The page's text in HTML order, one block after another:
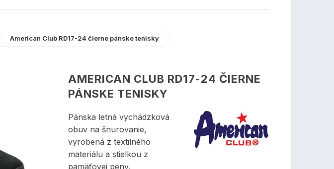
American Club RD17-24 čierne pánske tenisky
AMERICAN CLUB RD17-24 ČIERNE
PÁNSKE TENISKY
Pánska letná vychádzková
obuv na šnurovanie,
vyrobená z textilného
materiálu a stielkou z
pamäťovej peny.